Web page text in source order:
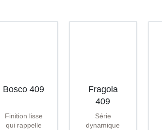
Bosco 409
Finition lisse
qui rappelle
Fragola
409
Série
dynamique